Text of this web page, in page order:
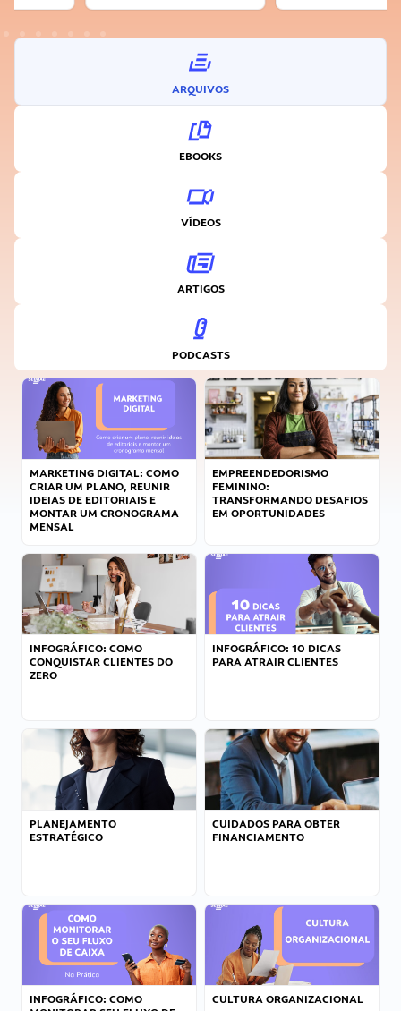
ARQUIVOS
EBOOKS
VÍDEOS
ARTIGOS
PODCASTS
MARKETING DIGITAL: COMO
CRIAR UM PLANO, REUNIR
IDEIAS DE EDITORIAIS E
MONTAR UM CRONOGRAMA
MENSAL
EMPREENDEDORISMO
FEMININO:
TRANSFORMANDO DESAFIOS
EM OPORTUNIDADES
INFOGRÁFICO: COMO
CONQUISTAR CLIENTES DO
ZERO
INFOGRÁFICO: 10 DICAS
PARA ATRAIR CLIENTES
PLANEJAMENTO
ESTRATÉGICO
CUIDADOS PARA OBTER
FINANCIAMENTO
INFOGRÁFICO: COMO
CULTURA ORGANIZACIONAL